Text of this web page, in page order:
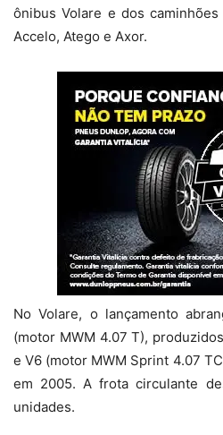
ônibus Volare e dos
Accelo, Atego e Axor.
No Volare, o lançamento
(motor MWM 4.07 T),
e V6 (motor MWM Sprint 4.07
em 2005. A frota circulante
unidades.